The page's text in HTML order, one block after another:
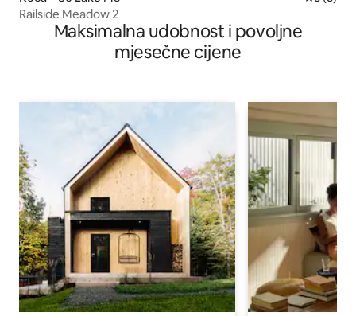
Railside Meadow 2
Maksimalna udobnost i povoljne
mjesečne cijene